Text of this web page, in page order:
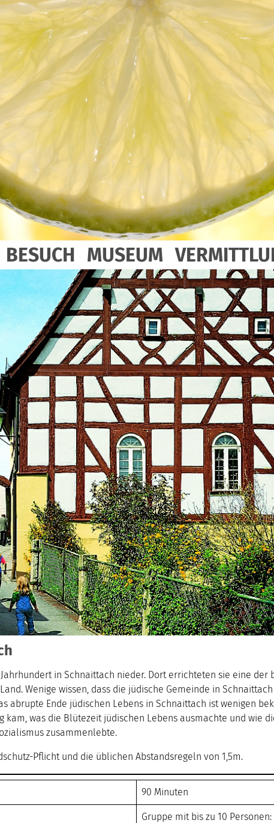
BESUCH MUSEUM
in Schnaittach nieder. Dort errichteten sie eine der
Wenige wissen, dass die jüdische Gemeinde in
abrupte Ende jüdischen Lebens in Schnaittach ist wenigen
kam, was die Blütezeit jüdischen Lebens ausmachte und wie
zusammenlebte.
Pflicht und die üblichen Abstandsregeln von 1,5m.
90 Minuten
Gruppe mit bis zu 10 Personen: